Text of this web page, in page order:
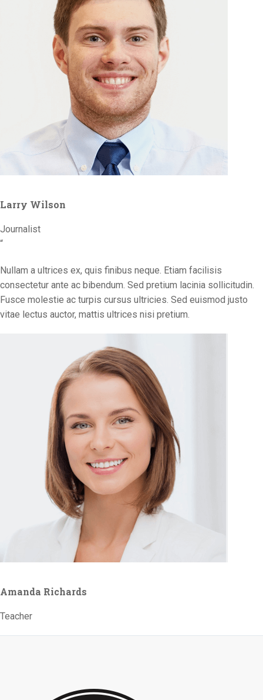
Larry Wilson
Journalist
“
Nullam a ultrices ex, quis finibus neque. Etiam facilisis
consectetur ante ac bibendum. Sed pretium lacinia sollicitudin.
Fusce molestie ac turpis cursus ultricies. Sed euismod justo
vitae lectus auctor, mattis ultrices nisi pretium.
Amanda Richards
Teacher